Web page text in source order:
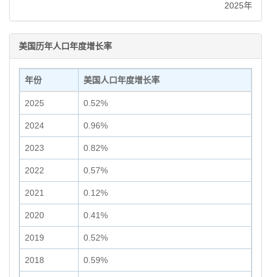
2025年
美国历年人口年度增长率
年份 美国人口年度增长率
2025 0.52%
2024 0.96%
2023 0.82%
2022 0.57%
2021 0.12%
2020 0.41%
2019 0.52%
2018 0.59%